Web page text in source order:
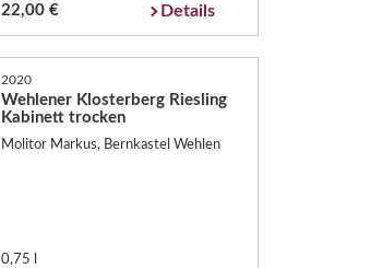
22,00 € Details
2020
Wehlener Klosterberg Riesling
Kabinett trocken
Molitor Markus, Bernkastel Wehlen
0,75 l